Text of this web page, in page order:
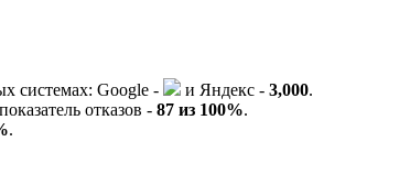
системах: Google - и Яндекс - 3,000.
отказов - 87 из 100%.
.